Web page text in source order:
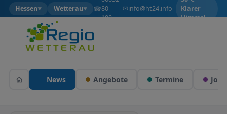
Hessen▼ Wetterau▼ ☎80
108
| ✉info@ht24.info |
Klarer
Himmel
News Angebote Termine Jobs